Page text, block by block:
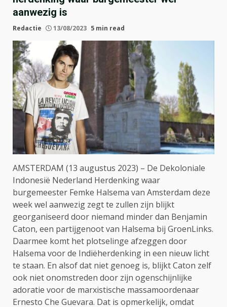
aanwezig is
Redactie 13/08/2023 5 min read
AMSTERDAM (13 augustus 2023) – De Dekoloniale
Indonesië Nederland Herdenking waar
burgemeester Femke Halsema van Amsterdam deze
week wel aanwezig zegt te zullen zijn blijkt
georganiseerd door niemand minder dan Benjamin
Caton, een partijgenoot van Halsema bij GroenLinks.
Daarmee komt het plotselinge afzeggen door
Halsema voor de Indiëherdenking in een nieuw licht
te staan. En alsof dat niet genoeg is, blijkt Caton zelf
ook niet onomstreden door zijn ogenschijnlijke
adoratie voor de marxistische massamoordenaar
Ernesto Che Guevara. Dat is opmerkelijk, omdat